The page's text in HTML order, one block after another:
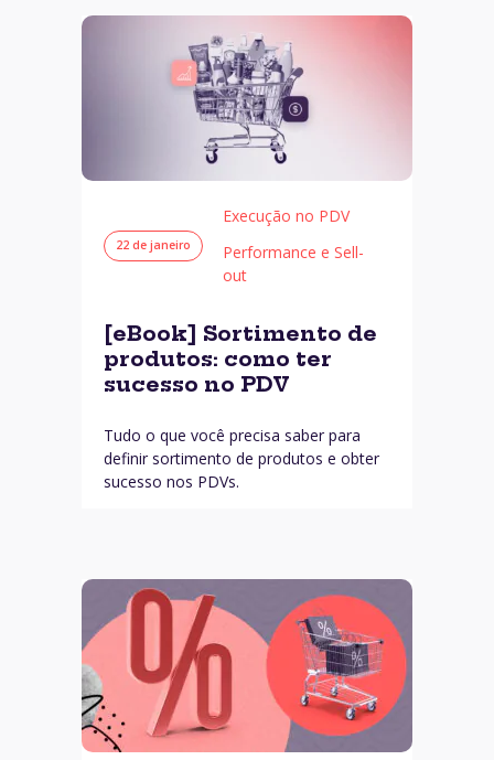
22 de janeiro
Execução no PDV
Performance e Sell-
out
[eBook] Sortimento de
produtos: como ter
sucesso no PDV
Tudo o que você precisa saber para
definir sortimento de produtos e obter
sucesso nos PDVs.